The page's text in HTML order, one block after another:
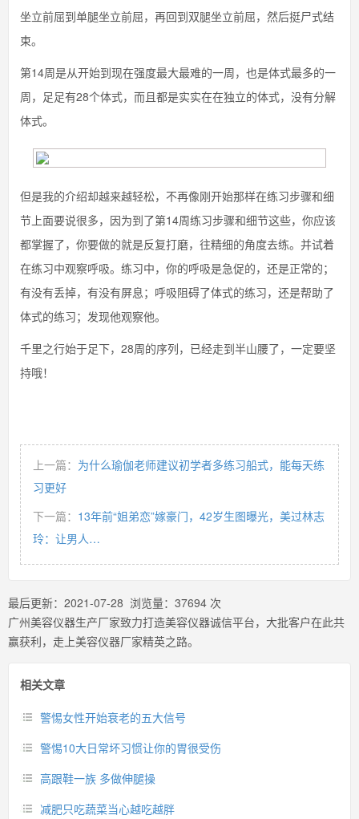
坐立前屈到单腿坐立前屈，再回到双腿坐立前屈，然后挺尸式结
束。
第14周是从开始到现在强度最大最难的一周，也是体式最多的一
周，足足有28个体式，而且都是实实在在独立的体式，没有分解
体式。
但是我的介绍却越来越轻松，不再像刚开始那样在练习步骤和细
节上面要说很多，因为到了第14周练习步骤和细节这些，你应该
都掌握了，你要做的就是反复打磨，往精细的角度去练。并试着
在练习中观察呼吸。练习中，你的呼吸是急促的，还是正常的；
有没有丢掉，有没有屏息；呼吸阻碍了体式的练习，还是帮助了
体式的练习；发现他观察他。
千里之行始于足下，28周的序列，已经走到半山腰了，一定要坚
持哦！
上一篇： 为什么瑜伽老师建议初学者多练习船式，能每天练
习更好
下一篇： 13年前“姐弟恋”嫁豪门，42岁生图曝光，美过林志
玲：让男人…
最后更新： 2021-07-28 浏览量： 37694 次
广州美容仪器生产厂家致力打造美容仪器诚信平台，大批客户在此共
赢获利，走上美容仪器厂家精英之路。
相关文章
警惕女性开始衰老的五大信号
警惕10大日常坏习惯让你的胃很受伤
高跟鞋一族 多做伸腿操
减肥只吃蔬菜当心越吃越胖